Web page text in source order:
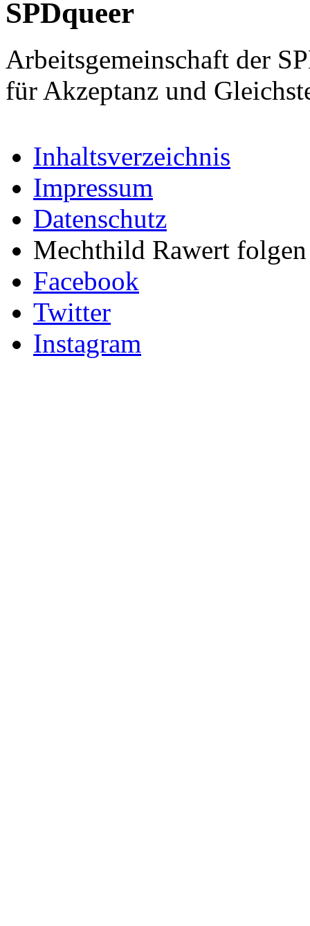
SPDqueer
Arbeitsgemeinschaft der
für Akzeptanz und
Inhaltsverzeichnis
Impressum
Datenschutz
Mechthild Rawert
Facebook
Twitter
Instagram